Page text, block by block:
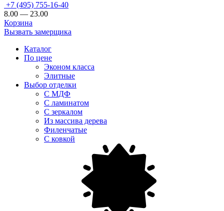
+7 (495) 755-16-40
8.00 — 23.00
Корзина
Вызвать замерщика
Каталог
По цене
Эконом класса
Элитные
Выбор отделки
С МДФ
С ламинатом
С зеркалом
Из массива дерева
Филенчатые
С ковкой